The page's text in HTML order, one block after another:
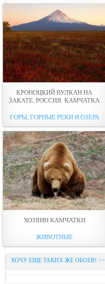
КРОНОЦКИЙ ВУЛКАН НА
ЗАКАТЕ. РОССИЯ. КАМЧАТКА
ГОРЫ, ГОРНЫЕ РЕКИ И ОЗЕРА
ХОЗЯИН КАМЧАТКИ
ЖИВОТНЫЕ
ХОЧУ ЕЩЕ ТАКИХ ЖЕ ОБОЕВ! >>